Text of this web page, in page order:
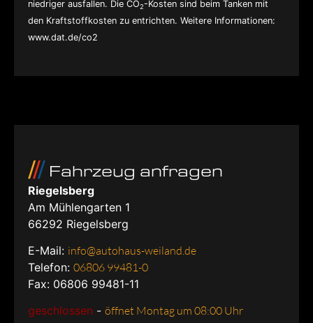
niedriger ausfallen. Die CO2-Kosten sind beim Tanken mit
den Kraftstoffkosten zu entrichten. Weitere Informationen:
www.dat.de/co2
Fahrzeug anfragen
Riegelsberg
Am Mühlengarten 1
66292 Riegelsberg
E-Mail: info@autohaus-weiland.de
Telefon: 06806 99481-0
Fax: 06806 99481-11
geschlossen - öffnet Montag um 08:00 Uhr